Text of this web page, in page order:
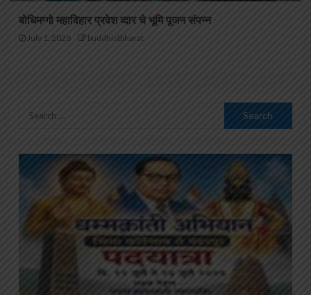
बोधिमग्गो महाविहार प्रवेश व्दार चे भूमि पूजन संपन्न
July 1, 2026 buddhistbharat